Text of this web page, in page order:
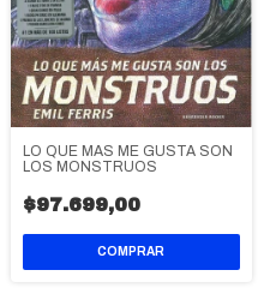
LO QUE MAS ME GUSTA SON
LOS MONSTRUOS
$97.699,00